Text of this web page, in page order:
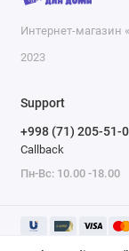
Интернет-магазин
2023
Support
+998 (71) 205-51-
Callback
Пн-Вс: 10.00 -18.00